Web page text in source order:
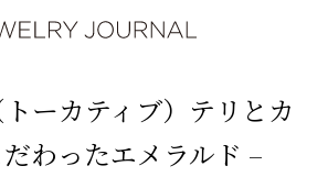
ーカティブ）テリとカ
わったエメラルド –